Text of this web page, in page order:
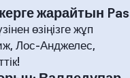
жарайтын
өзіңізге жұп
Лос-Анджелес,